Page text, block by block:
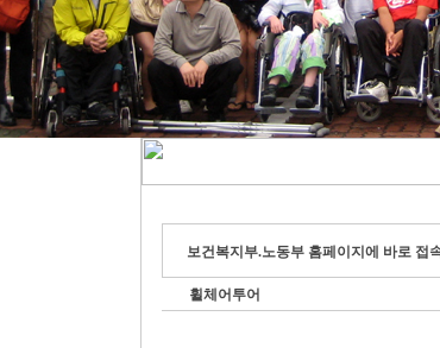
보건복지부.노동부 홈페이지에 바로 접
휠체어투어